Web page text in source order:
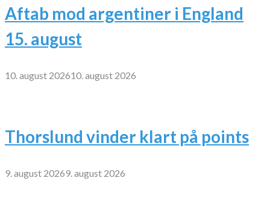
Aftab mod argentiner i England
15. august
10. august 202610. august 2026
Thorslund vinder klart på points
9. august 20269. august 2026